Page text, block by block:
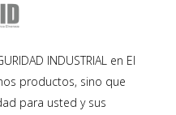
INDUSTRIAL en El
productos, sino que
para usted y sus